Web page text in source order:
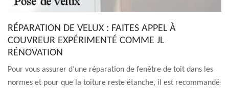
RÉPARATION DE VELUX : FAITES APPEL À
COUVREUR EXPÉRIMENTÉ COMME JL
RÉNOVATION
Pour vous assurer d’une réparation de fenêtre de toit dans les
normes et pour que la toiture reste étanche, il est recommandé